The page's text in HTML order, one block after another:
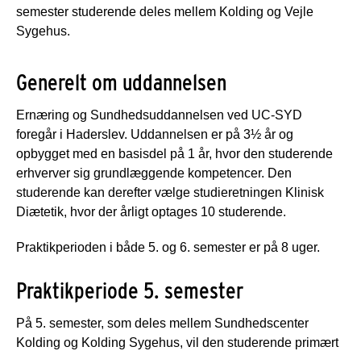
semester studerende deles mellem Kolding og Vejle
Sygehus.
Generelt om uddannelsen
Ernæring og Sundhedsuddannelsen ved UC-SYD
foregår i Haderslev. Uddannelsen er på 3½ år og
opbygget med en basisdel på 1 år, hvor den studerende
erhverver sig grundlæggende kompetencer. Den
studerende kan derefter vælge studieretningen Klinisk
Diætetik, hvor der årligt optages 10 studerende.
Praktikperioden i både 5. og 6. semester er på 8 uger.
Praktikperiode 5. semester
På 5. semester, som deles mellem Sundhedscenter
Kolding og Kolding Sygehus, vil den studerende primært